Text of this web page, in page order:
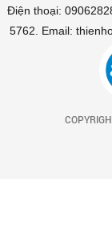
Điện thoại:
5762. Email: